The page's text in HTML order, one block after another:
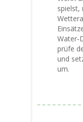
spielst,
prüfe
und
um.